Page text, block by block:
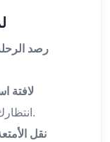
رصد
لافتة
انتظارك بلافتة تحمل اسمك — لا بحث ولا ارتباك.
نقل